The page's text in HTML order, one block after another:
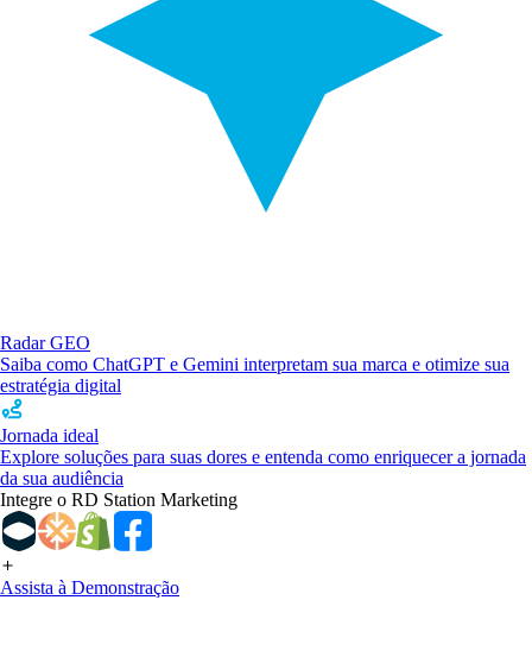
Radar GEO
Saiba como ChatGPT e Gemini interpretam sua marca e otimize sua
estratégia digital
Jornada ideal
Explore soluções para suas dores e entenda como enriquecer a jornada
da sua audiência
Integre o RD Station Marketing
Assista à Demonstração